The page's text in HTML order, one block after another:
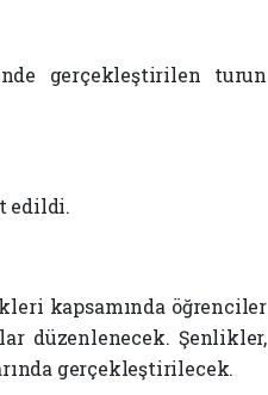
gerçekleştirilen turun
edildi.
kapsamında öğrenciler
düzenlenecek. Şenlikler,
gerçekleştirilecek.